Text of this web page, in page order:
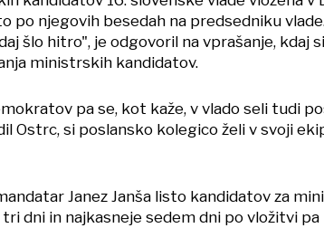
po njegovih besedah na predsedniku
šlo hitro", je odgovoril na vprašanje, kdaj
ministrskih kandidatov.
pa se, kot kaže, v vlado seli tudi
Ostrc, si poslansko kolegico želi v svoji
Janez Janša listo kandidatov za
dni in najkasneje sedem dni po vložitvi pa